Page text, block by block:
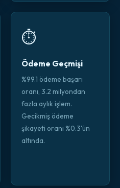
⏱️
Ödeme Geçmişi
%99.1 ödeme başarı
oranı, 3.2 milyondan
fazla aylık işlem.
Gecikmiş ödeme
şikayeti oranı %0.3'ün
altında.